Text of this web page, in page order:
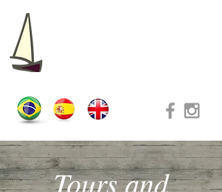
Tours and